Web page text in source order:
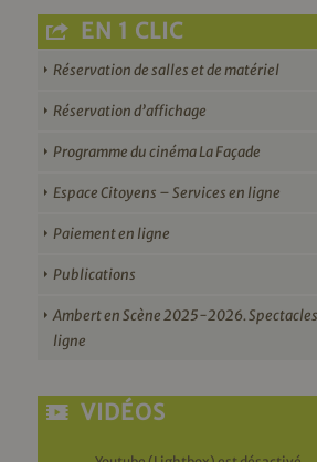
EN 1 CLIC
Réservation de salles et de matériel
Réservation d’affichage
Programme du cinéma La Façade
Espace Citoyens – Services en ligne
Paiement en ligne
Publications
Ambert en Scène 2025-2026.
ligne
VIDÉOS